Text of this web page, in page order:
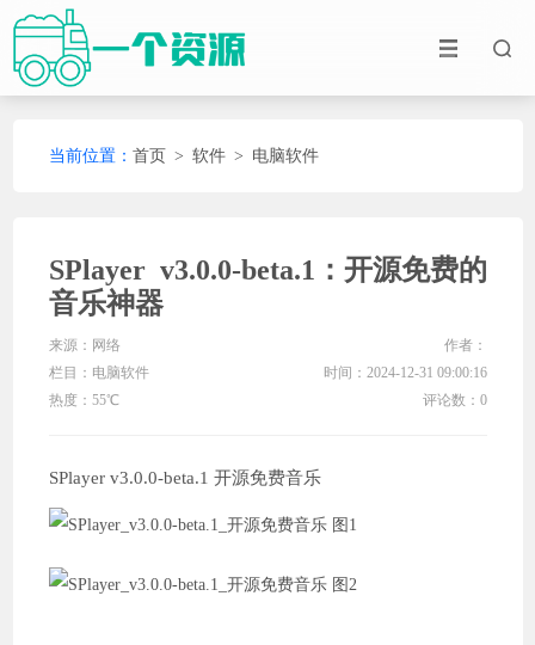
当前位置： 首页 > 软件> 电脑软件
SPlayer v3.0.0-beta.1：开源免费的
音乐神器
来源：网络
作者：
栏目： 电脑软件
时间：2024-12-31 09:00:16
热度：55℃
评论数：0
SPlayer v3.0.0-beta.1 开源免费音乐